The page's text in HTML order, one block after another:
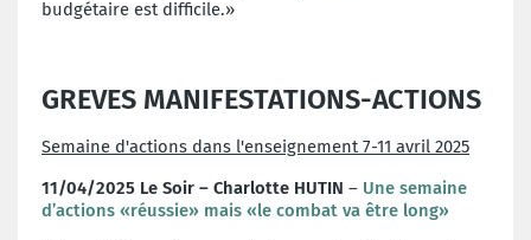
budgétaire est difficile.»
GREVES MANIFESTATIONS-ACTIONS
Semaine d'actions dans l'enseignement 7-11 avril 2025
11/04/2025 Le Soir – Charlotte HUTIN – Une semaine
d’actions «réussie» mais «le combat va être long»